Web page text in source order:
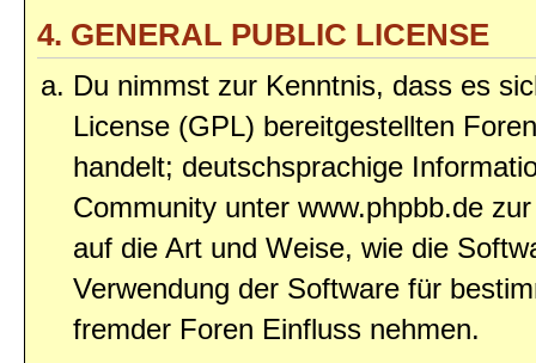
4. GENERAL PUBLIC LICENSE
Du nimmst zur Kenntnis, dass es
License (GPL) bereitgestellten
handelt; deutschsprachige
Community unter www.phpbb.de
auf die Art und Weise, wie die
Verwendung der Software für
fremder Foren Einfluss nehmen.